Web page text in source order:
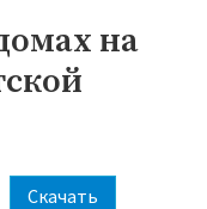
на
Скачать